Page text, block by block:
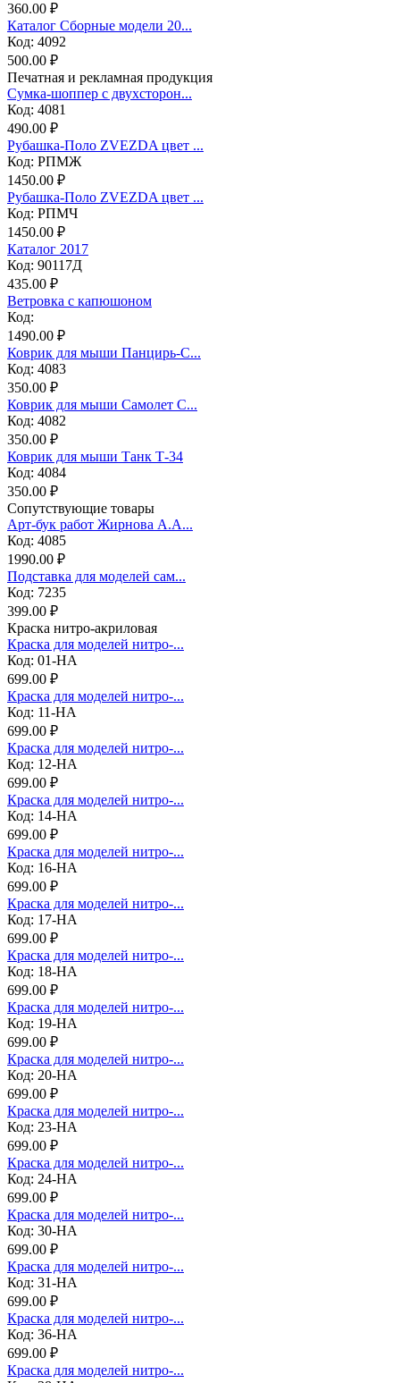
360.00 ₽
Каталог Сборные модели 20...
Код: 4092
500.00 ₽
Печатная и рекламная продукция
Сумка-шоппер с двухсторон...
Код: 4081
490.00 ₽
Рубашка-Поло ZVEZDA цвет ...
Код: РПМЖ
1450.00 ₽
Рубашка-Поло ZVEZDA цвет ...
Код: РПМЧ
1450.00 ₽
Каталог 2017
Код: 90117Д
435.00 ₽
Ветровка с капюшоном
Код:
1490.00 ₽
Коврик для мыши Панцирь-С...
Код: 4083
350.00 ₽
Коврик для мыши Самолет С...
Код: 4082
350.00 ₽
Коврик для мыши Танк Т-34
Код: 4084
350.00 ₽
Сопутствующие товары
Арт-бук работ Жирнова А.А...
Код: 4085
1990.00 ₽
Подставка для моделей сам...
Код: 7235
399.00 ₽
Краска нитро-акриловая
Краска для моделей нитро-...
Код: 01-НА
699.00 ₽
Краска для моделей нитро-...
Код: 11-НА
699.00 ₽
Краска для моделей нитро-...
Код: 12-НА
699.00 ₽
Краска для моделей нитро-...
Код: 14-НА
699.00 ₽
Краска для моделей нитро-...
Код: 16-НА
699.00 ₽
Краска для моделей нитро-...
Код: 17-НА
699.00 ₽
Краска для моделей нитро-...
Код: 18-НА
699.00 ₽
Краска для моделей нитро-...
Код: 19-НА
699.00 ₽
Краска для моделей нитро-...
Код: 20-НА
699.00 ₽
Краска для моделей нитро-...
Код: 23-НА
699.00 ₽
Краска для моделей нитро-...
Код: 24-НА
699.00 ₽
Краска для моделей нитро-...
Код: 30-НА
699.00 ₽
Краска для моделей нитро-...
Код: 31-НА
699.00 ₽
Краска для моделей нитро-...
Код: 36-НА
699.00 ₽
Краска для моделей нитро-...